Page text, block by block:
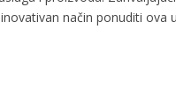
način ponuditi ova